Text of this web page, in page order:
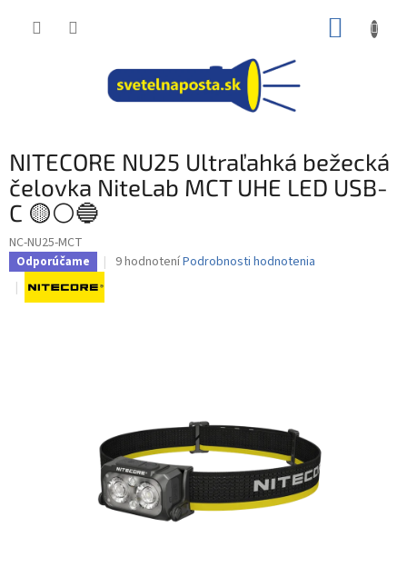
NITECORE NU25 Ultraľahká bežecká
čelovka NiteLab MCT UHE LED USB-
C 🟡⚪🔵
NC-NU25-MCT
Odporúčame
Priemerné
9 hodnoteníPodrobnosti hodnotenia